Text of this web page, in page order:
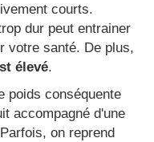
courts.
dur peut entrainer
votre santé. De plus,
élevé.
poids conséquente
accompagné d'une
on reprend